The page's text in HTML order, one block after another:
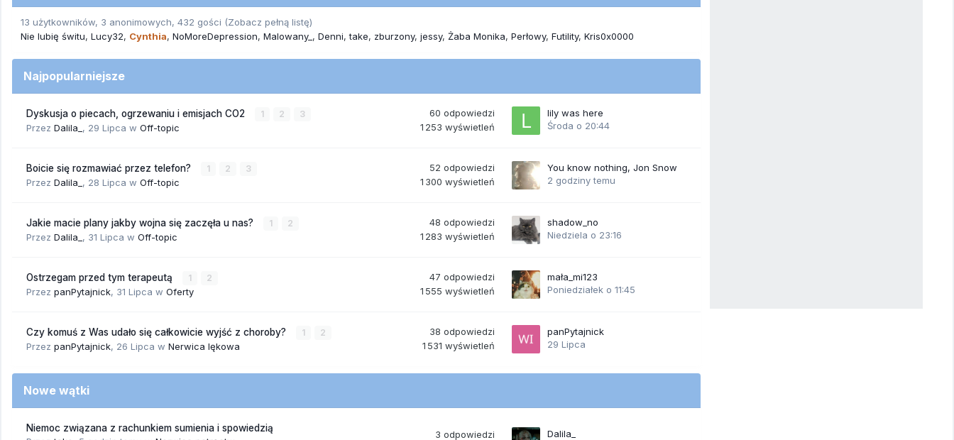
13 użytkowników, 3 anonimowych, 432 gości (Zobacz pełną listę)
Nie lubię świtu Lucy32 Cynthia NoMoreDepression Malowany_ Denni take zburzony jessy Żaba Monika Perłowy Futility Kris0x0000
Najpopularniejsze
Dyskusja o piecach, ogrzewaniu i emisjach CO2 1 2 3
Przez Dalila_ , 29 Lipca w Off-topic
60 odpowiedzi
1 253 wyświetleń
lily was here
Środa o 20:44
Boicie się rozmawiać przez telefon? 1 2 3
Przez Dalila_ , 28 Lipca w Off-topic
52 odpowiedzi
1 300 wyświetleń
You know nothing, Jon Snow
2 godziny temu
Jakie macie plany jakby wojna się zaczęła u nas? 1 2
Przez Dalila_ , 31 Lipca w Off-topic
48 odpowiedzi
1 283 wyświetleń
shadow_no
Niedziela o 23:16
Ostrzegam przed tym terapeutą 1 2
Przez panPytajnick, 31 Lipca w Oferty
47 odpowiedzi
1 555 wyświetleń
mała_mi123
Poniedziałek o 11:45
Czy komuś z Was udało się całkowicie wyjść z choroby? 1 2
Przez panPytajnick, 26 Lipca w Nerwica lękowa
38 odpowiedzi
1 531 wyświetleń
panPytajnick
29 Lipca
Nowe wątki
Niemoc związana z rachunkiem sumienia i spowiedzią
3 odpowiedzi
Dalila_